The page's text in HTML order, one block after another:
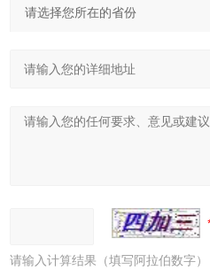
请输入计算结果（填写阿拉伯数字